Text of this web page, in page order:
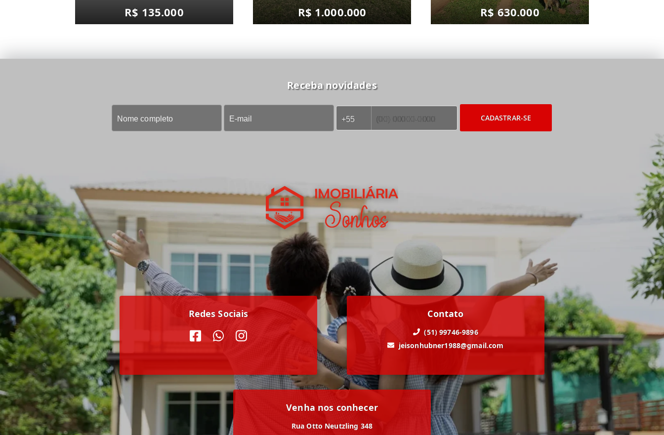
R$ 135.000 R$ 1.000.000 R$ 630.000
Receba novidades
CADASTRAR-SE
Redes Sociais Contato
(51) 99746-9896
jeisonhubner1988@gmail.com
Venha nos conhecer
Rua Otto Neutzling 348